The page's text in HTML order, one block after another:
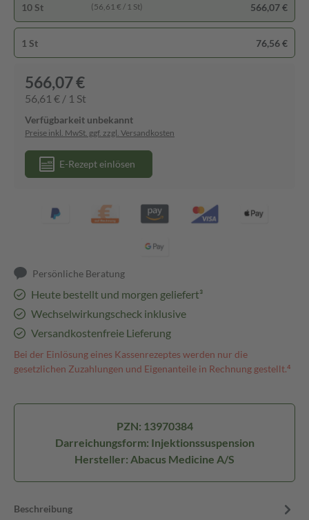
10 St (56,61 € / 1 St) 566,07 €
1 St 76,56 €
566,07 €
56,61 € / 1 St
Verfügbarkeit unbekannt
Preise inkl. MwSt. ggf. zzgl. Versandkosten
E-Rezept einlösen
Persönliche Beratung
Heute bestellt und morgen geliefert³
Wechselwirkungscheck inklusive
Versandkostenfreie Lieferung
Bei der Einlösung eines Kassenrezeptes werden nur die
gesetzlichen Zuzahlungen und Eigenanteile in Rechnung gestellt.⁴
PZN: 13970384
Darreichungsform: Injektionssuspension
Hersteller: Abacus Medicine A/S
Beschreibung